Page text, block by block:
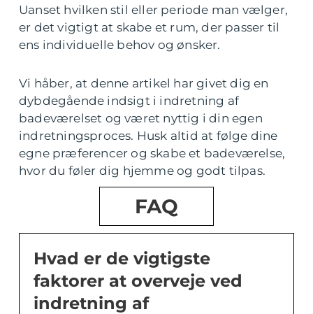
Uanset hvilken stil eller periode man vælger,
er det vigtigt at skabe et rum, der passer til
ens individuelle behov og ønsker.
Vi håber, at denne artikel har givet dig en
dybdegående indsigt i indretning af
badeværelset og været nyttig i din egen
indretningsproces. Husk altid at følge dine
egne præferencer og skabe et badeværelse,
hvor du føler dig hjemme og godt tilpas.
FAQ
Hvad er de vigtigste
faktorer at overveje ved
indretning af